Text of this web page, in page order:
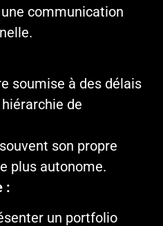
communication
soumise à des délais
de
son propre
plus autonome.
:
un portfolio